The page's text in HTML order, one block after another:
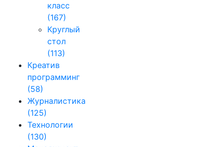
класс
(167)
Круглый
стол
(113)
Креатив
программинг
(58)
Журналистика
(125)
Технологии
(130)